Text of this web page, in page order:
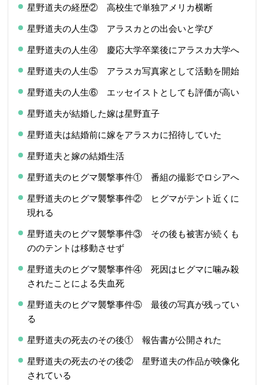
星野道夫の経歴② 高校生で単独アメリカ横断
星野道夫の人生③ アラスカとの出会いと学び
星野道夫の人生④ 慶応大学卒業後にアラスカ大学へ
星野道夫の人生⑤ アラスカ写真家として活動を開始
星野道夫の人生⑥ エッセイストとしても評価が高い
星野道夫が結婚した嫁は星野直子
星野道夫は結婚前に嫁をアラスカに招待していた
星野道夫と嫁の結婚生活
星野道夫のヒグマ襲撃事件① 番組の撮影でロシアへ
星野道夫のヒグマ襲撃事件② ヒグマがテント近くに
現れる
星野道夫のヒグマ襲撃事件③ その後も被害が続くも
ののテントは移動させず
星野道夫のヒグマ襲撃事件④ 死因はヒグマに噛み殺
されたことによる失血死
星野道夫のヒグマ襲撃事件⑤ 最後の写真が残ってい
る
星野道夫の死去のその後① 報告書が公開された
星野道夫の死去のその後② 星野道夫の作品が映像化
されている